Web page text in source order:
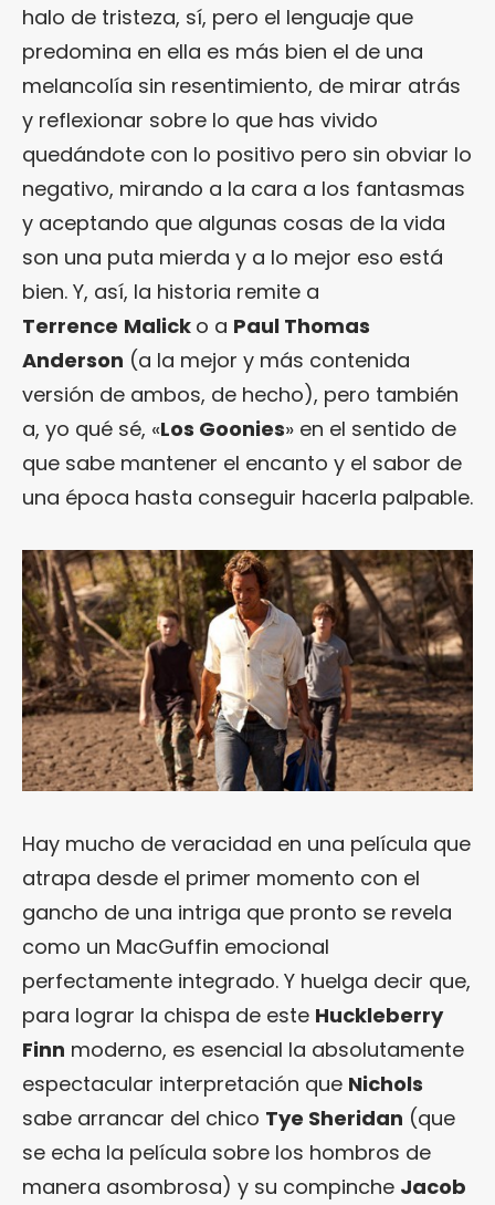
halo de tristeza, sí, pero el lenguaje que
predomina en ella es más bien el de una
melancolía sin resentimiento, de mirar atrás
y reflexionar sobre lo que has vivido
quedándote con lo positivo pero sin obviar lo
negativo, mirando a la cara a los fantasmas
y aceptando que algunas cosas de la vida
son una puta mierda y a lo mejor eso está
bien. Y, así, la historia remite a
Terrence Malick o a Paul Thomas
Anderson (a la mejor y más contenida
versión de ambos, de hecho), pero también
a, yo qué sé, «Los Goonies» en el sentido de
que sabe mantener el encanto y el sabor de
una época hasta conseguir hacerla palpable.
Hay mucho de veracidad en una película que
atrapa desde el primer momento con el
gancho de una intriga que pronto se revela
como un MacGuffin emocional
perfectamente integrado. Y huelga decir que,
para lograr la chispa de este Huckleberry
Finn moderno, es esencial la absolutamente
espectacular interpretación que Nichols
sabe arrancar del chico Tye Sheridan (que
se echa la película sobre los hombros de
manera asombrosa) y su compinche Jacob